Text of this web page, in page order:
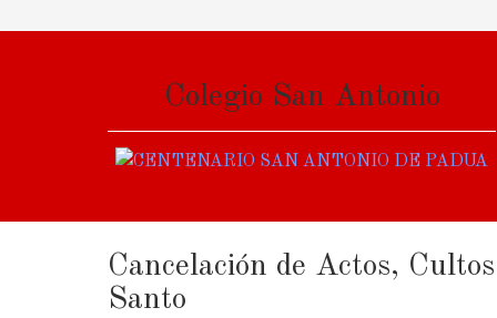
Colegio San Antonio
Cancelación de Actos,
Santo